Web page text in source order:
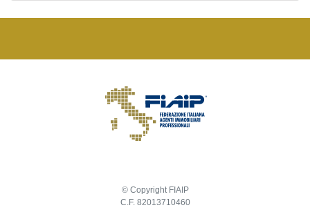
© Copyright FIAIP
C.F. 82013710460